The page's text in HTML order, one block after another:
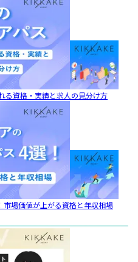
る資格・実績と求人の見分け方
場価値が上がる資格と年収相場